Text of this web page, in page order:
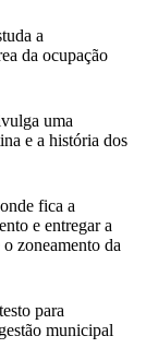
a
da ocupação
uma
e a história dos
fica a
e entregar a
zoneamento da
para
municipal